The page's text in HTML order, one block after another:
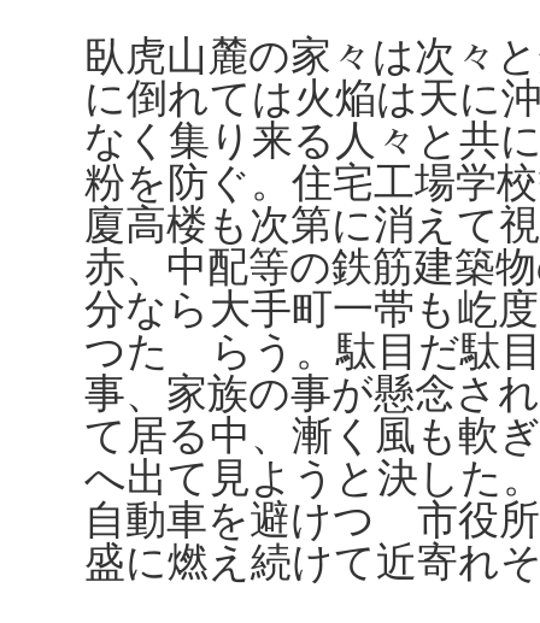
臥虎山麓の家々は次々
に倒れては火焔は天に
なく集り来る人々と共
粉を防ぐ。住宅工場学
廈高楼も次第に消えて
赤、中配等の鉄筋建築
分なら大手町一帯も屹
つたゞらう。駄目だ駄
事、家族の事が懸念さ
て居る中、漸く風も軟
へ出て見ようと決した
自動車を避けつゝ市役
盛に燃え続けて近寄れ